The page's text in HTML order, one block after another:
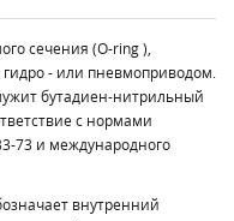
сечения (O-ring ),
- или пневмоприводом.
бутадиен-нитрильный
с нормами
73 и международного
внутренний